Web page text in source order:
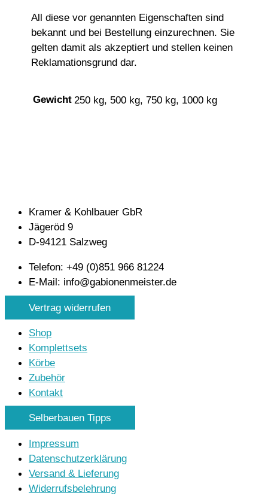
All diese vor genannten Eigenschaften sind
bekannt und bei Bestellung einzurechnen. Sie
gelten damit als akzeptiert und stellen keinen
Reklamationsgrund dar.
Gewicht 250 kg, 500 kg, 750 kg, 1000 kg
Kramer & Kohlbauer GbR
Jägeröd 9
D-94121 Salzweg
Telefon: +49 (0)851 966 81224
E-Mail: info@gabionenmeister.de
Vertrag widerrufen
Shop
Komplettsets
Körbe
Zubehör
Kontakt
Selberbauen Tipps
Impressum
Datenschutzerklärung
Versand & Lieferung
Widerrufsbelehrung